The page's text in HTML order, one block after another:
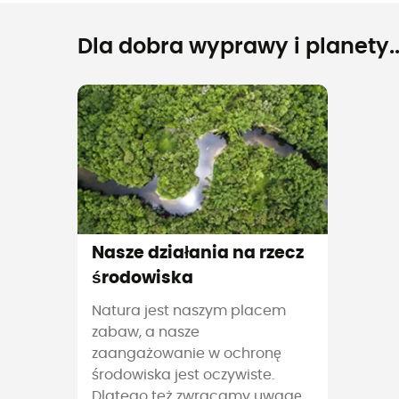
Dla dobra wyprawy i
Nasze działania na rzecz
środowiska
Natura jest naszym placem
zabaw, a nasze
zaangażowanie w ochronę
środowiska jest oczywiste.
Dlatego też zwracamy uwagę